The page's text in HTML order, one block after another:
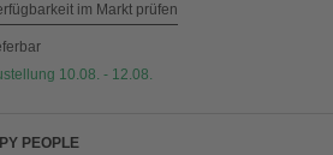
im Markt prüfen
10.08. - 12.08.
PEOPLE